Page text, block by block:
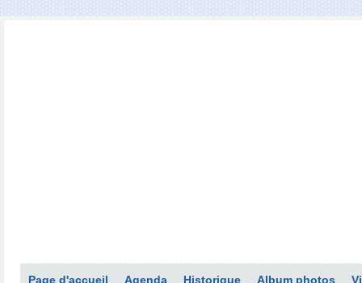
Page d'accueil Agenda Historique Album photos